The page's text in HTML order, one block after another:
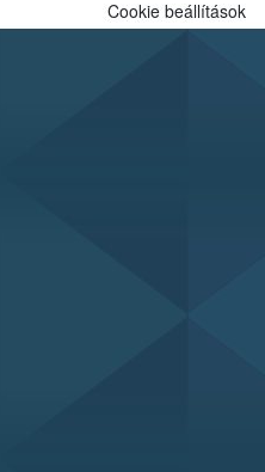
Cookie beállítások